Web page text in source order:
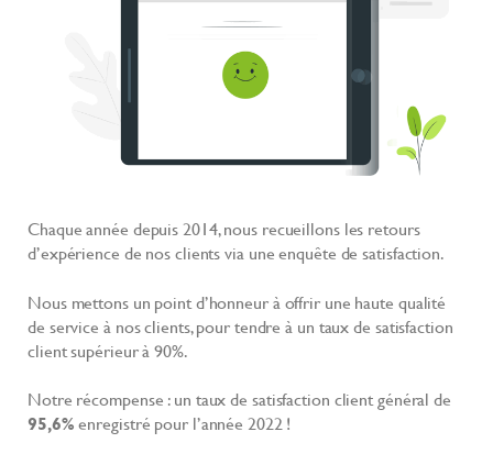
Chaque année depuis 2014, nous recueillons les retours
d’expérience de nos clients via une enquête de satisfaction.
Nous mettons un point d’honneur à offrir une haute qualité
de service à nos clients, pour tendre à un taux de satisfaction
client supérieur à 90%.
Notre récompense : un taux de satisfaction client général de
95,6%enregistré pour l’année 2022 !